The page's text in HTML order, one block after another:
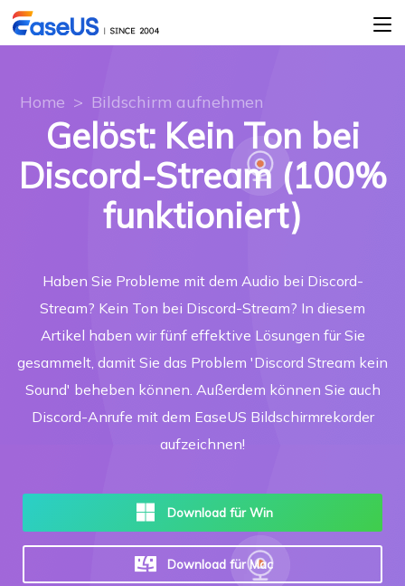
Home > Bildschirm aufnehmen
Gelöst: Kein Ton bei
Discord-Stream (100%
funktioniert)
Haben Sie Probleme mit dem Audio bei Discord-
Stream? Kein Ton bei Discord-Stream? In diesem
Artikel haben wir fünf effektive Lösungen für Sie
gesammelt, damit Sie das Problem 'Discord Stream kein
Sound' beheben können. Außerdem können Sie auch
Discord-Anrufe mit dem EaseUS Bildschirmrekorder
aufzeichnen!
Download für Win
Download für Mac